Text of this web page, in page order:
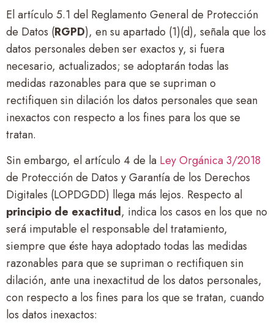
El artículo 5.1 del Reglamento General de Protección
de Datos (RGPD), en su apartado (1)(d), señala que los
datos personales deben ser exactos y, si fuera
necesario, actualizados; se adoptarán todas las
medidas razonables para que se supriman o
rectifiquen sin dilación los datos personales que sean
inexactos con respecto a los fines para los que se
tratan.
Sin embargo, el artículo 4 de la Ley Orgánica 3/2018
de Protección de Datos y Garantía de los Derechos
Digitales (LOPDGDD) llega más lejos. Respecto al
principio de exactitud, indica los casos en los que no
será imputable el responsable del tratamiento,
siempre que éste haya adoptado todas las medidas
razonables para que se supriman o rectifiquen sin
dilación, ante una inexactitud de los datos personales,
con respecto a los fines para los que se tratan, cuando
los datos inexactos: